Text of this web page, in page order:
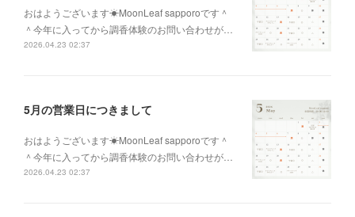
おはようございます☀MoonLeaf sapporoです＾
＾今年に入ってから調香体験のお問い合わせが…
2026.04.23 02:37
5月の営業日につきまして
おはようございます☀MoonLeaf sapporoです＾
＾今年に入ってから調香体験のお問い合わせが…
2026.04.23 02:37